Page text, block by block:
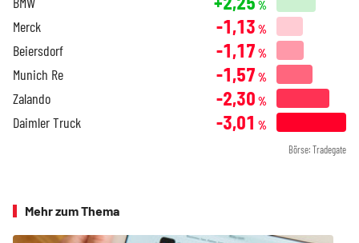
%
Merck -1,13 %
Beiersdorf -1,17 %
Munich Re -1,57 %
Zalando -2,30 %
Daimler Truck -3,01 %
Börse: Tradegate
Mehr zum Thema